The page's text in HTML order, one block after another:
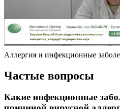
Аллергия и инфекционные
Частые вопросы
Какие инфекционные